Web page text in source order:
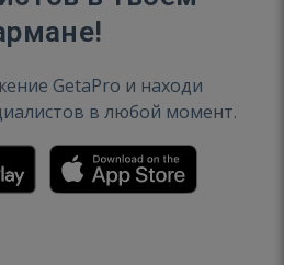
GetaPro и находи
в любой момент.